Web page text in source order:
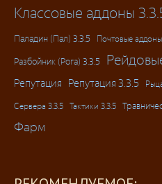
Классовые аддоны
Паладин (Пал) 3.3.5 Почтовые аддоны
Разбойник (Рога) 3.3.5
Репутация Репутация 3.3.5
Сервера 3.3.5 Тактики 3.3.5
Фарм